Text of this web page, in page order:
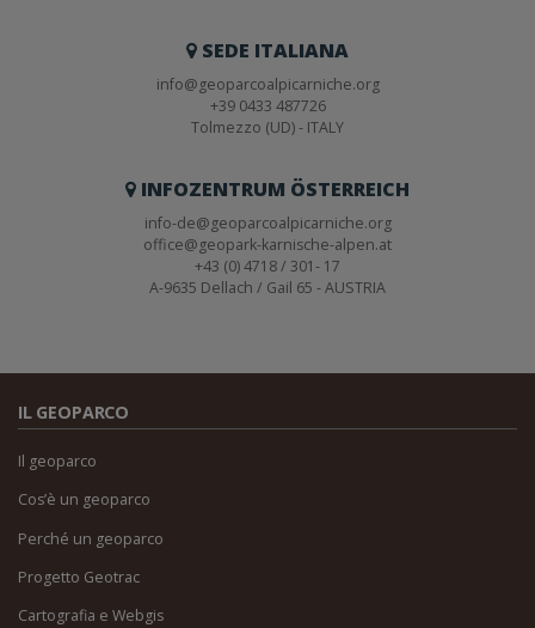
SEDE ITALIANA
info@geoparcoalpicarniche.org
+39 0433 487726
Tolmezzo (UD) - ITALY
INFOZENTRUM ÖSTERREICH
info-de@geoparcoalpicarniche.org
office@geopark-karnische-alpen.at
+43 (0) 4718 / 301- 17
A-9635 Dellach / Gail 65 - AUSTRIA
IL GEOPARCO
Il geoparco
Cos’è un geoparco
Perché un geoparco
Progetto Geotrac
Cartografia e Webgis